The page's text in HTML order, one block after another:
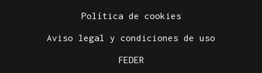
Política de cookies
Aviso legal y condiciones de uso
FEDER